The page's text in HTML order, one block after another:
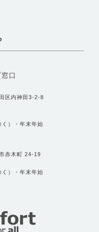
口
区内神田3-2-8
く）・年末年始
赤木町 24-19
く）・年末年始